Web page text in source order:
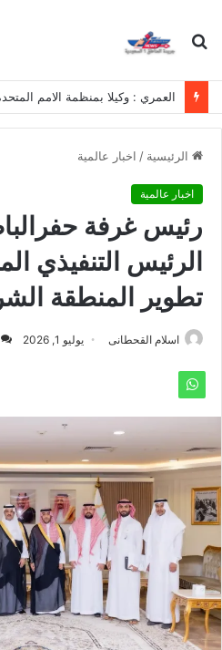
بحث
الرئيسية / اخبار عالمية
اخبار عالمية
رئيس غرفة
الرئيس التنفيذي
تطوير المنطقة
اسلام القحطانى يوليو 1, 2026